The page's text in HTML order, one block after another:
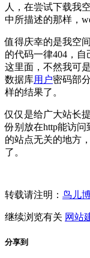
人，在尝试下载我
中所描述的那样，
值得庆幸的是我空
的代码一律404，
这里面，不然我可
数据库用户密码部
样的结果了。
仅仅是给广大站长
份别放在http能访
的站点无关的地方
了。
转载请注明： 鸟儿
继续浏览有关 网站
分享到